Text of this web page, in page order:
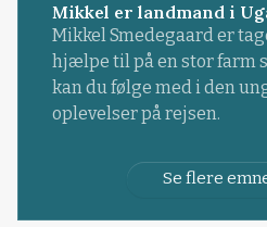
Mikkel er landmand i
Mikkel Smedegaard er
hjælpe til på en stor farm
kan du følge med i den
oplevelser på rejsen.
Se flere